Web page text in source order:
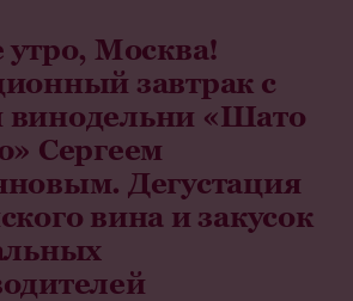
утро, Москва!
завтрак с
«Шато
Сергеем
Дегустация
вина и закусок